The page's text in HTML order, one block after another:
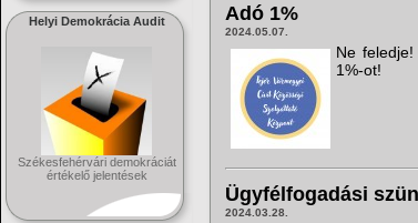
Helyi Demokrácia Audit
Székesfehérvári demokráciát
értékelő jelentések
Adó 1%
2024.05.07.
Ne
1%-ot!
Ügyfélfogadási
2024.03.28.